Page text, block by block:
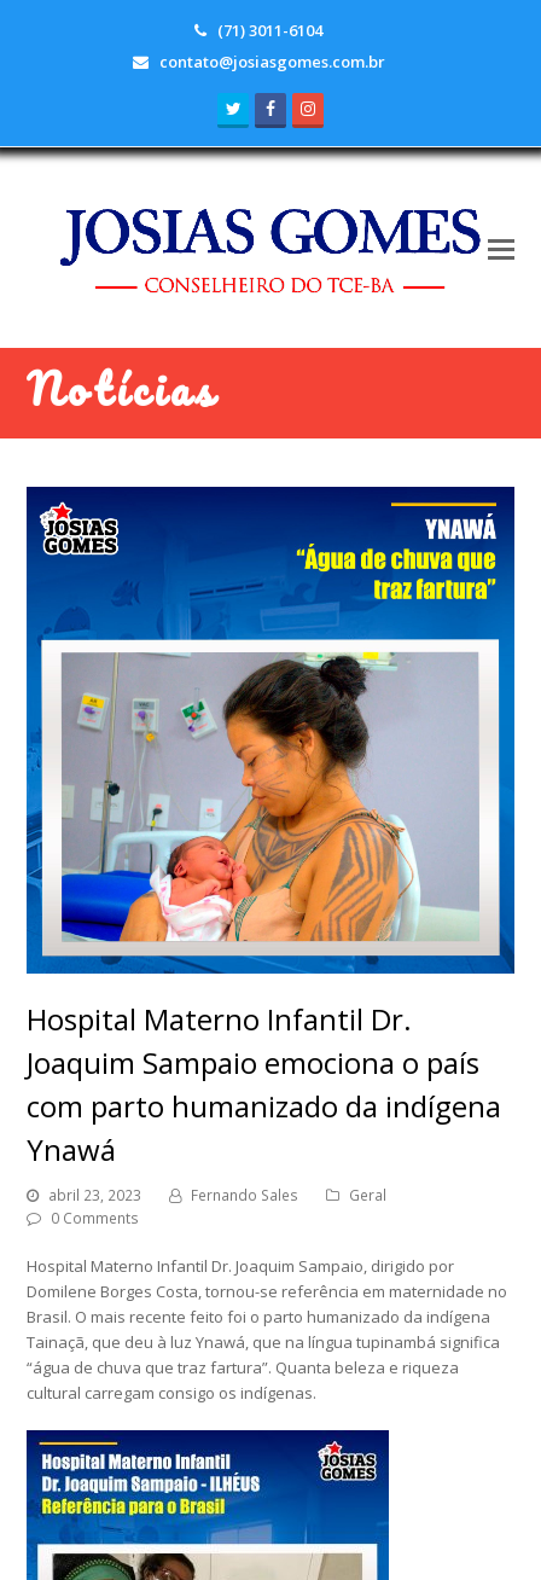
(71) 3011-6104
contato@josiasgomes.com.br
TwitterFacebook
Notícias
Hospital Materno Infantil Dr.
Joaquim Sampaio emociona o país
com parto humanizado da indígena
Ynawá
abril 23, 2023 Fernando Sales
Geral
0 Comments
Hospital Materno Infantil Dr. Joaquim Sampaio, dirigido por
Domilene Borges Costa, tornou-se referência em maternidade no
Brasil. O mais recente feito foi o parto humanizado da indígena
Tainaçã, que deu à luz Ynawá, que na língua tupinambá significa
“água de chuva que traz fartura”. Quanta beleza e riqueza
cultural carregam consigo os indígenas.